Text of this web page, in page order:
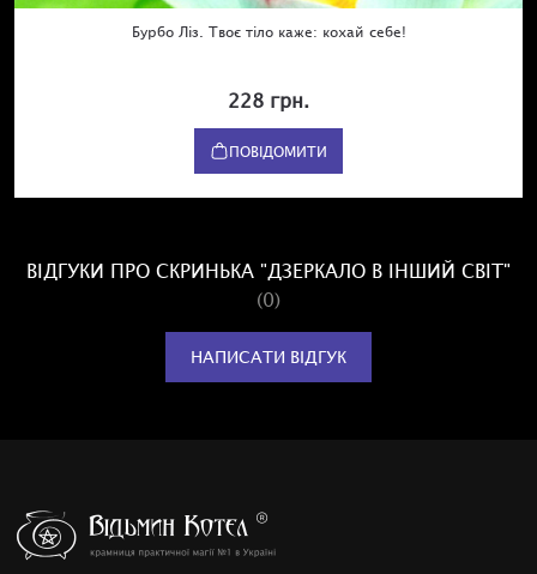
Бурбо Ліз. Твоє тіло каже: кохай себе!
228 грн.
ПОВІДОМИТИ
ВІДГУКИ ПРО СКРИНЬКА "ДЗЕРКАЛО В ІНШИЙ СВІТ"
(0)
НАПИСАТИ ВІДГУК